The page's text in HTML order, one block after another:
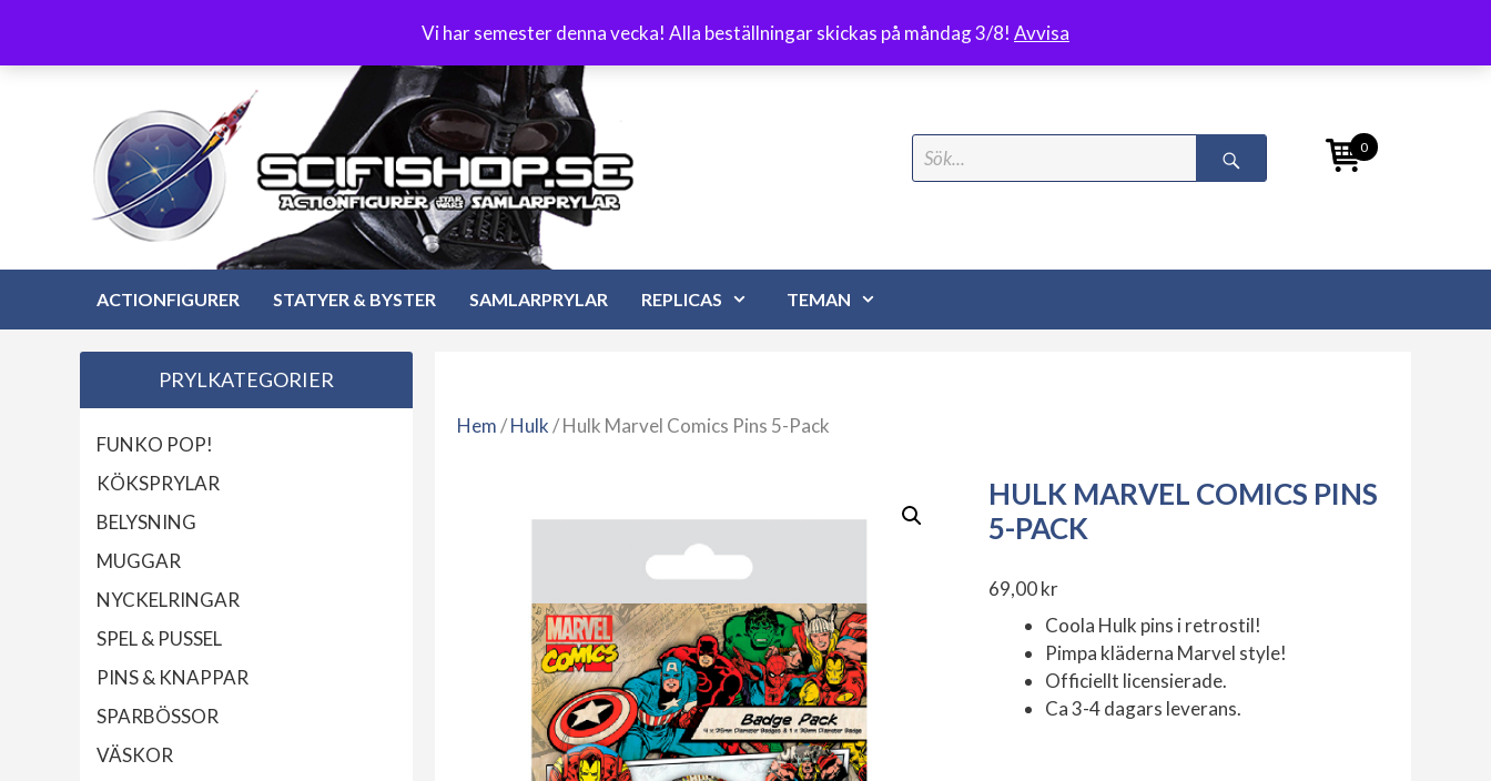
Vi har semester denna vecka! Alla beställningar skickas på måndag 3/8! Avvisa
innehåll
Öppet köp 30 dagar Frakt 89 kr
Search
for:
0
ACTIONFIGURER STATYER & BYSTER SAMLARPRYLAR REPLICAS TEMAN
Hem/Hulk/ Hulk Marvel Comics Pins 5-Pack
HULK MARVEL COMICS PINS
5-PACK
69,00kr
Coola Hulk pins i retrostil!
Pimpa kläderna Marvel style!
Officiellt licensierade.
Ca 3-4 dagars leverans.
PRYLKATEGORIER
FUNKO POP!
KÖKSPRYLAR
BELYSNING
MUGGAR
NYCKELRINGAR
SPEL & PUSSEL
PINS & KNAPPAR
SPARBÖSSOR
VÄSKOR